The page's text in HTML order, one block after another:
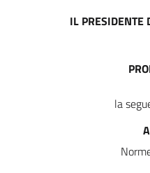
IL PRESIDENTE
la